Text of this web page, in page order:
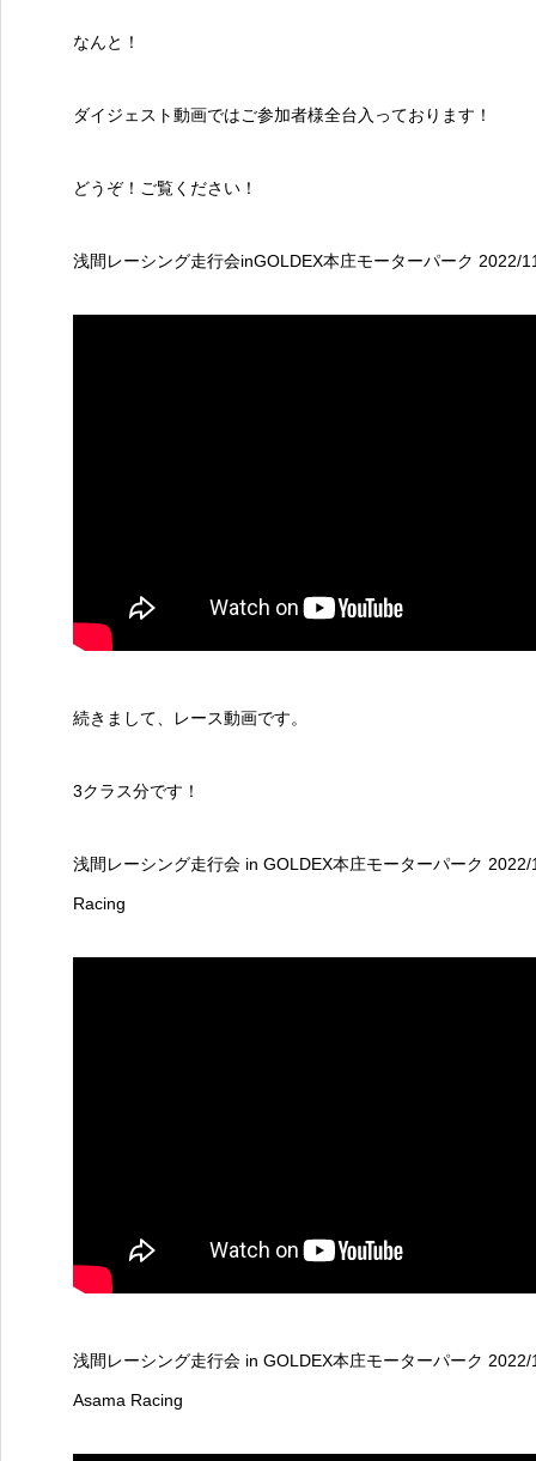
なんと！
ダイジェスト動画ではご参加者様全台入っております！
どうぞ！ご覧ください！
浅間レーシング走行会inGOLDEX本庄モーターパーク 2022/
続きまして、レース動画です。
3クラス分です！
浅間レーシング走行会 in GOLDEX本庄モーターパーク
Racing
浅間レーシング走行会 in GOLDEX本庄モーターパーク
Asama Racing